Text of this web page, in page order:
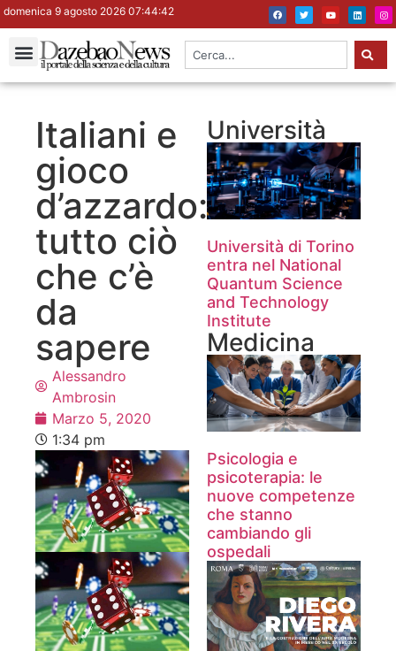
domenica 9 agosto 2026 07:44:43
Italiani e
gioco
d’azzardo:
tutto ciò
che c’è
da
sapere
Alessandro
Ambrosin
Marzo 5, 2020
1:34 pm
Università
Università di Torino
entra nel National
Quantum Science
and Technology
Institute
Medicina
Psicologia e
psicoterapia: le
nuove competenze
che stanno
cambiando gli
ospedali